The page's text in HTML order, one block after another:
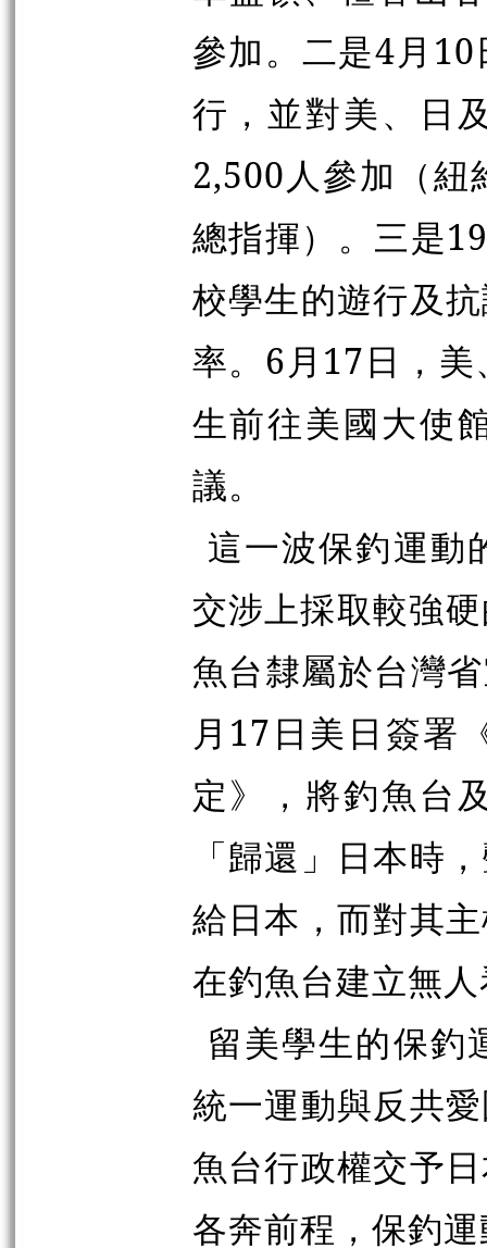
參加。二是4月
行，並對美、日
2,500人參加（紐
總指揮）。三是
校學生的遊行及
率。6月17日，
生前往美國大使
議。
這一波保釣運動
交涉上採取較強
魚台隸屬於台灣
月17日美日簽署
定》，將釣魚台
「歸還」日本時
給日本，而對其
在釣魚台建立無
留美學生的保釣
統一運動與反共
魚台行政權交予
各奔前程，保釣